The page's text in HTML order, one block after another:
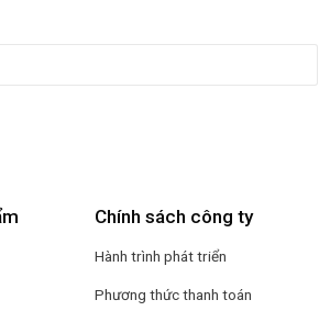
Chính sách công ty
Hành trình phát triển
Phương thức thanh toán